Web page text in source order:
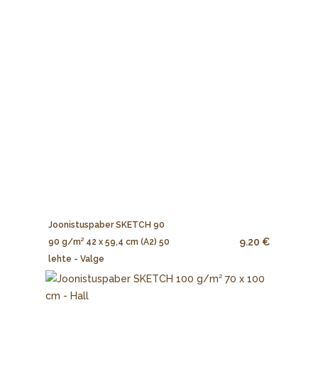
Joonistuspaber SKETCH 90
90 g/m² 42 x 59,4 cm (A2) 50
lehte - Valge
9.20 €